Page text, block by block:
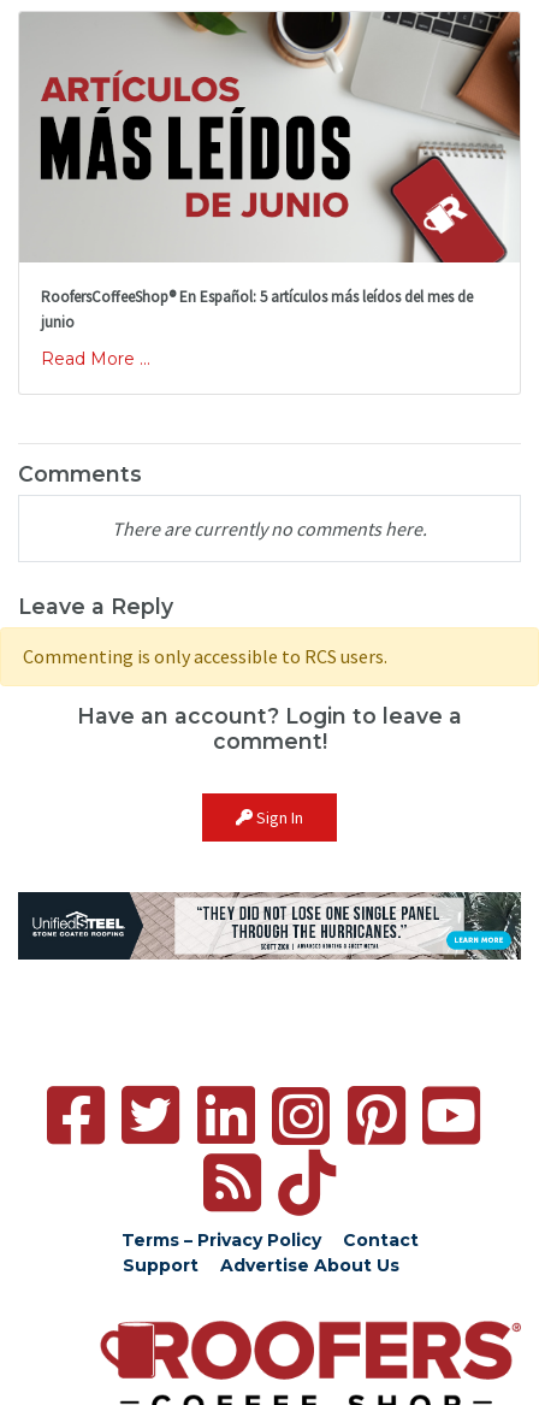
RoofersCoffeeShop® En Español: 5 artículos más leídos del mes de
junio
Read More ...
Comments
There are currently no comments here.
Leave a Reply
Commenting is only accessible to RCS users.
Have an account? Login to leave a
comment!
Sign In
Terms – Privacy Policy
Contact
Support
Advertise About Us